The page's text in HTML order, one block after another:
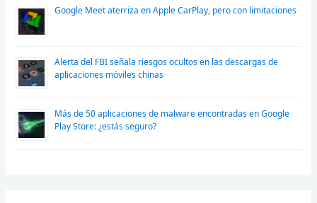
Google Meet aterriza en Apple CarPlay, pero con limitaciones
Alerta del FBI señala riesgos ocultos en las descargas de
aplicaciones móviles chinas
Más de 50 aplicaciones de malware encontradas en Google
Play Store: ¿estás seguro?